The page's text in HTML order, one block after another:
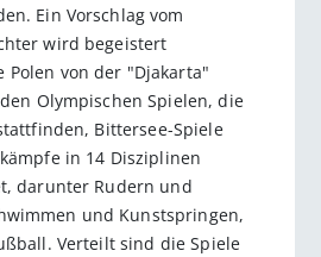
Ein Vorschlag vom
wird begeistert
Polen von der "Djakarta"
Olympischen Spielen, die
Bittersee-Spiele
in 14 Disziplinen
darunter Rudern und
und Kunstspringen,
Verteilt sind die Spiele